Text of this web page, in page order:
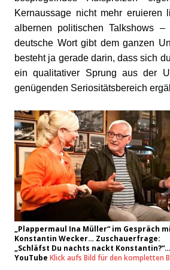
Kernaussage nicht mehr
albernen politischen Talkshows
deutsche Wort gibt dem ganzen
besteht ja gerade darin, dass sich
ein qualitativer Sprung aus der
genügenden Seriositätsbereich
„Plappermaul Ina Müller“ im Gespräch
Konstantin Wecker… Zuschauerfrage:
„Schläfst Du nachts nackt
YouTube Klick aufs Bild für den kompletten